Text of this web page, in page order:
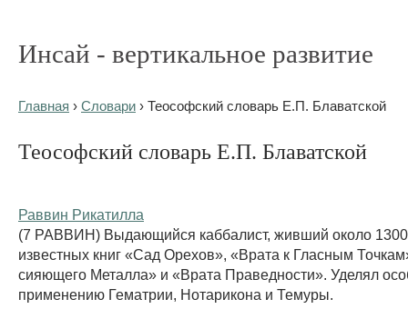
Инсай - вертикальное развитие
Главная › Словари › Теософский словарь Е.П. Блаватской
Теософский словарь Е.П. Блаватской
Раввин Рикатилла
(7 РАВВИН) Выдающийся каббалист, живший около 1300
известных книг «Сад Орехов», «Врата к Гласным
сияющего Металла» и «Врата Праведности». Уделял
применению Гематрии, Нотарикона и Темуры.